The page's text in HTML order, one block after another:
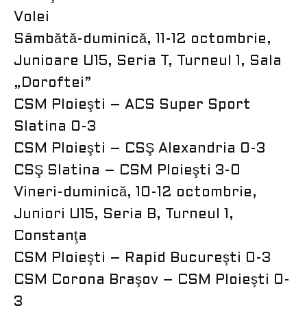
Volei
Sâmbătă-duminică, 11-12 octombrie,
Junioare U15, Seria T, Turneul 1, Sala
„Doroftei”
CSM Ploieşti – ACS Super Sport
Slatina 0-3
CSM Ploieşti – CSŞ Alexandria 0-3
CSŞ Slatina – CSM Ploieşti 3-0
Vineri-duminică, 10-12 octombrie,
Juniori U15, Seria B, Turneul 1,
Constanţa
CSM Ploieşti – Rapid Bucureşti 0-3
CSM Corona Braşov – CSM Ploieşti 0-
3